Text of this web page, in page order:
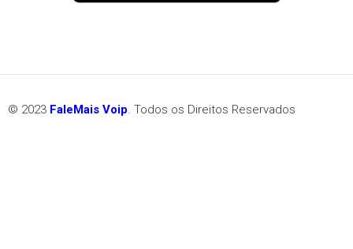
© 2023 FaleMais Voip. Todos os Direitos Reservados